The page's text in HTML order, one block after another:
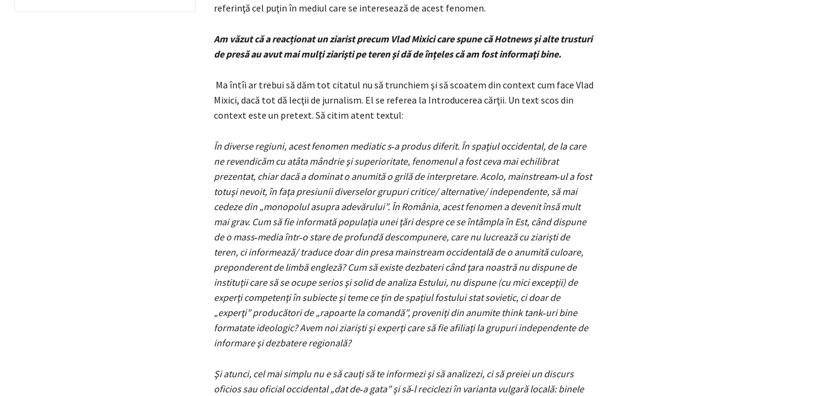
referinţă cel puţin în mediul care se interesează de acest fenomen.
Am văzut că a reacționat un ziarist precum Vlad Mixici care spune că Hotnews şi alte trusturi
de presă au avut mai mulţi ziarişti pe teren şi dă de înţeles că am fost informaţi bine.
Ma întîi ar trebui să dăm tot citatul nu să trunchiem şi să scoatem din context cum face Vlad
Mixici, dacă tot dă lecţii de jurnalism. El se referea la Introducerea cărţii. Un text scos din
context este un pretext. Să citim atent textul:
În diverse regiuni, acest fenomen mediatic s‑a produs diferit. În spaţiul occidental, de la care
ne revendicăm cu atâta mândrie şi supe­rioritate, fenomenul a fost ceva mai echilibrat
prezentat, chiar dacă a dominat o anumită o grilă de interpretare. Acolo, mainstream‑ul a fost
totuşi nevoit, în faţa presiunii diverselor grupuri critice/ alternative/ independente, să mai
cedeze din „monopolul asupra adevărului”. În România, acest fenomen a devenit însă mult
mai grav. Cum să fie informată populaţia unei ţări despre ce se întâmpla în Est, când dispune
de o mass‑media într‑o stare de profundă descompunere, care nu lucrează cu ziarişti de
teren, ci informează/ traduce doar din presa mainstream occidentală de o anumită culoare,
preponderent de limbă engleză? Cum să existe dezbateri când ţara noastră nu dispune de
instituţii care să se ocupe serios şi solid de analiza Estului, nu dispune (cu mici excepţii) de
experţi competenţi în subiecte şi teme ce ţin de spaţiul fostului stat sovietic, ci doar de
„experţi” producători de „rapoarte la comandă”, proveniţi din anumite think tank‑uri bine
formatate ideologic? Avem noi ziarişti şi experţi care să fie afiliaţi la grupuri independente de
informare şi dezbatere regională?
Şi atunci, cel mai simplu nu e să cauţi să te informezi şi să ana­lizezi, ci să preiei un discurs
oficios sau oficial occidental „dat de‑a gata” şi să‑l reciclezi în varianta vulgară locală: binele